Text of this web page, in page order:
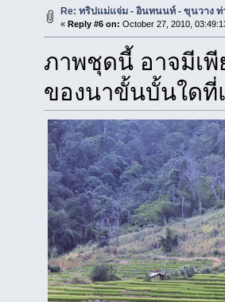
Re: ทริปแม่แจ่ม - อินทนนท์ - ขุนวาง ท่
« Reply #6 on: October 27, 2010,
ภาพชุดนี้ อาจมีเ
ของนาขั้นบั้นใดที่